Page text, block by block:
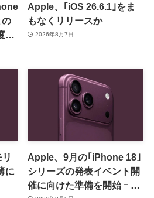
の
Apple、｢iOS 26.6.1｣をま
もなくリリースか
2026年8月7日
に
Apple、9月の｢iPhone 18｣
シリーズの発表イベント開
催に向けた準備を開始 ｰ 9